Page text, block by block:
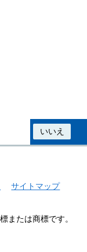
いいえ
サイトマップ
または商標です。